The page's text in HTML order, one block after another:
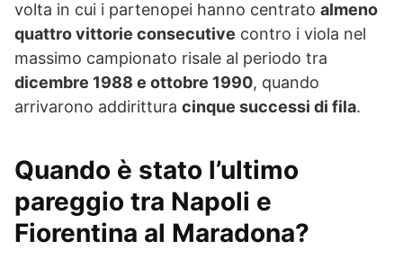
volta in cui i partenopei hanno centrato almeno
quattro vittorie consecutive contro i viola nel
massimo campionato risale al periodo tra
dicembre 1988 e ottobre 1990, quando
arrivarono addirittura cinque successi di fila.
Quando è stato l’ultimo
pareggio tra Napoli e
Fiorentina al Maradona?